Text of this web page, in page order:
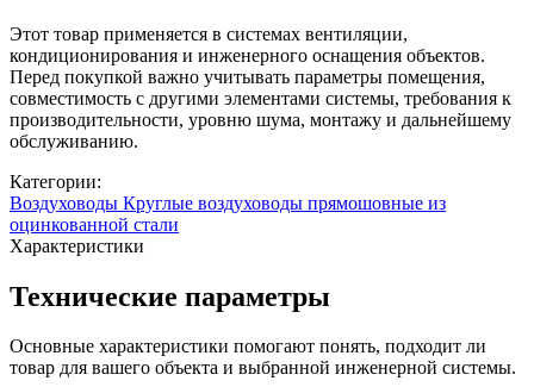
Этот товар применяется в системах вентиляции,
кондиционирования и инженерного оснащения объектов.
Перед покупкой важно учитывать параметры помещения,
совместимость с другими элементами системы, требования к
производительности, уровню шума, монтажу и дальнейшему
обслуживанию.
Категории:
Воздуховоды Круглые воздуховоды прямошовные из
оцинкованной стали
Характеристики
Технические параметры
Основные характеристики помогают понять, подходит ли
товар для вашего объекта и выбранной инженерной системы.